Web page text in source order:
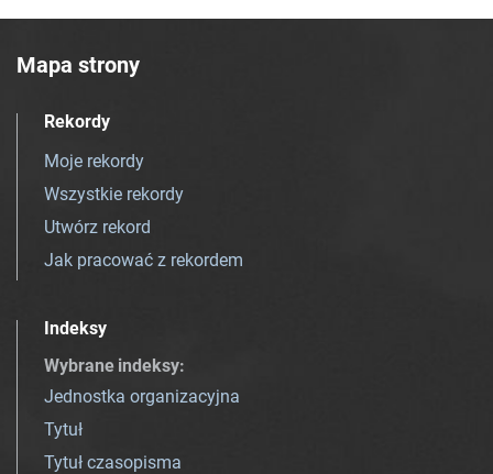
Mapa strony
Rekordy
Moje rekordy
Wszystkie rekordy
Utwórz rekord
Jak pracować z rekordem
Indeksy
Wybrane indeksy:
Jednostka organizacyjna
Tytuł
Tytuł czasopisma